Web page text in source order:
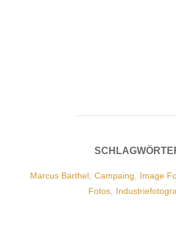
Marcus Barthel, Campaing, Image
Fotos,